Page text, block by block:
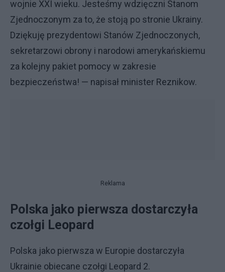
wojnie XXI wieku. Jesteśmy wdzięczni Stanom
Zjednoczonym za to, że stoją po stronie Ukrainy.
Dziękuję prezydentowi Stanów Zjednoczonych,
sekretarzowi obrony i narodowi amerykańskiemu
za kolejny pakiet pomocy w zakresie
bezpieczeństwa! — napisał minister Reznikow.
Reklama
Polska jako pierwsza dostarczyła
czołgi Leopard
Polska jako pierwsza w Europie dostarczyła
Ukrainie obiecane czołgi Leopard 2.